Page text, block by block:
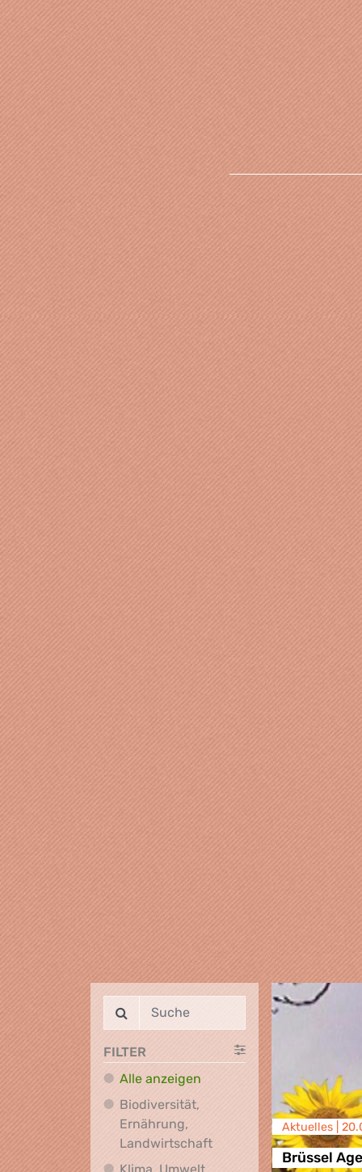
FILTER
Alle anzeigen
Biodiversität,
Ernährung,
LandwirtschaftBiodiversität,
Klima, Umwelt,
Aktuelles |
Brüssel